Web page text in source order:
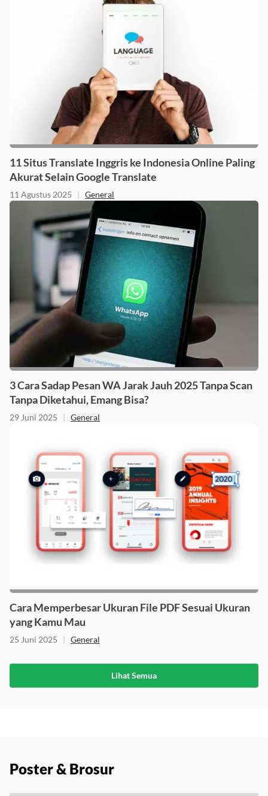
11 Situs Translate Inggris ke Indonesia Online Paling
Akurat Selain Google Translate
11 Agustus 2025 General
3 Cara Sadap Pesan WA Jarak Jauh 2025 Tanpa Scan
Tanpa Diketahui, Emang Bisa?
29 Juni 2025 | General
Cara Memperbesar Ukuran File PDF Sesuai Ukuran
yang Kamu Mau
25 Juni 2025 | General
Lihat Semua
Poster & Brosur